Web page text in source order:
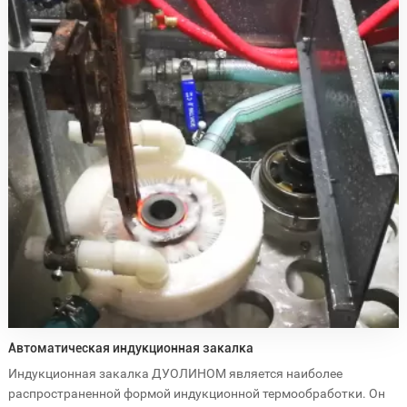
плавления и обработки полупроводников.
Расширенный мониторинг: искусственный интеллект и
мониторинг в режиме реального времени обеспечивают точное
регулирование температуры и стабильные результаты.
Готовность к интеграции: Индивидуальные решения легко
встраиваются в существующие производственные линии для
оптимизации рабочего процесса.
Ассортимент предлагаемых нами решений для индукционного
нагрева включает в себя мощные индукционные нагреватели,
низкочастотные индукционные нагреватели и
сверхвысокочастотные системы индукционного нагрева,
адаптированные к различным промышленным потребностям.
Наши индукционные нагреватели с регулируемой частотой
вращения, системы импульсного индукционного нагрева и
гибкость и точность в широком спектре применений.
Автоматическая индукционная закалка
Индукционная закалка ДУОЛИНОМ является наиболее
распространенной формой индукционной термообработки. Он